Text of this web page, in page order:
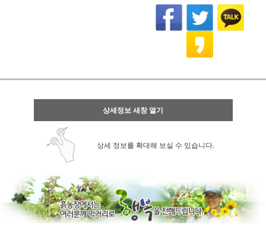
상세정보 새창 열기
상세 정보를 확대해 보실 수 있습니다.